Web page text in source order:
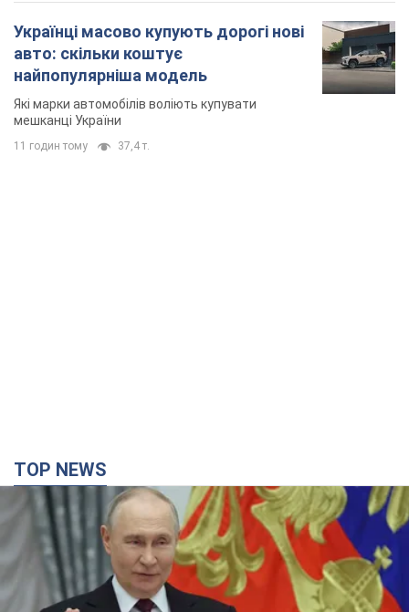
Українці масово купують дорогі нові
авто: скільки коштує
найпопулярніша модель
Які марки автомобілів воліють купувати
мешканці України
11 годин тому 37,4 т.
TOP NEWS